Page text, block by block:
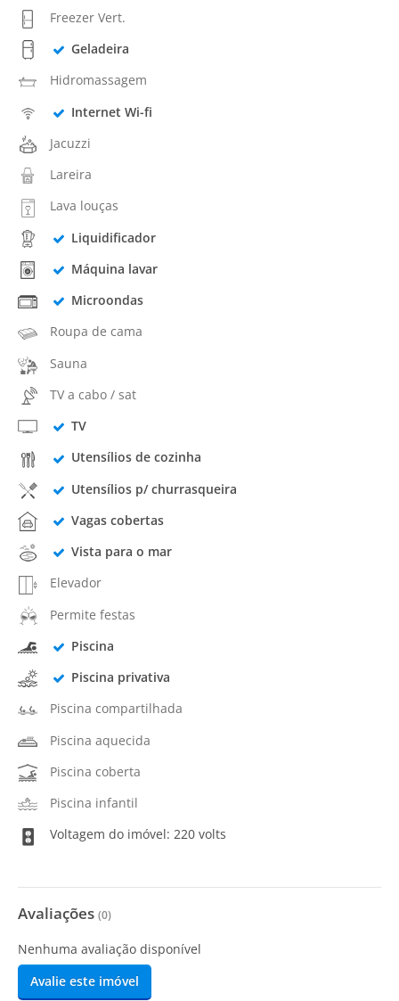
Freezer Vert.
Geladeira
Hidromassagem
Internet Wi-fi
Jacuzzi
Lareira
Lava louças
Liquidificador
Máquina lavar
Microondas
Roupa de cama
Sauna
TV a cabo / sat
TV
Utensílios de cozinha
Utensílios p/ churrasqueira
Vagas cobertas
Vista para o mar
Elevador
Permite festas
Piscina
Piscina privativa
Piscina compartilhada
Piscina aquecida
Piscina coberta
Piscina infantil
Voltagem do imóvel: 220 volts
Avaliações (0)
Nenhuma avaliação disponível
Avalie este imóvel